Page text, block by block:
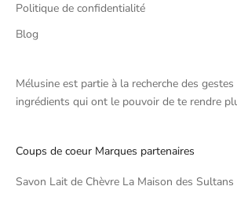
Politique de confidentialité
Blog
Mélusine est partie à la recherche des
ingrédients qui ont le pouvoir de te rendre
Coups de coeur Marques partenaires
Savon Lait de Chèvre La Maison des Sultans